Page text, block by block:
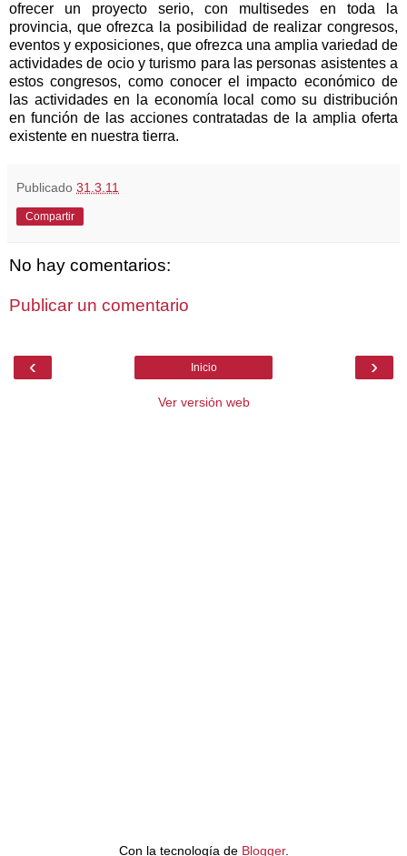
ofrecer un proyecto serio, con multisedes en toda la
provincia, que ofrezca la posibilidad de realizar congresos,
eventos y exposiciones, que ofrezca una amplia variedad de
actividades de ocio y turismo para las personas asistentes a
estos congresos, como conocer el impacto económico de
las actividades en la economía local como su distribución
en función de las acciones contratadas de la amplia oferta
existente en nuestra tierra.
Publicado 31.3.11
Compartir
No hay comentarios:
Publicar un comentario
‹ ›
Inicio
Ver versión web
Con la tecnología de Blogger.